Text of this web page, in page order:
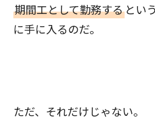
期間工として勤務するとい
に手に入るのだ。
ただ、それだけじゃない。